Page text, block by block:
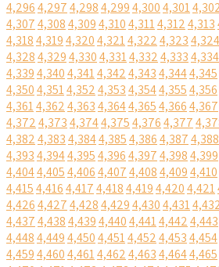
4,2964,2974,2984,2994,3004,301
4,3074,3084,3094,3104,3114,3124,313
4,3184,3194,3204,3214,3224,3234,324
4,3284,3294,3304,3314,3324,3334,334
4,3394,3404,3414,3424,3434,3444,345
4,3504,3514,3524,3534,3544,3554,356
4,3614,3624,3634,3644,3654,3664,367
4,3724,3734,3744,3754,3764,377
4,3824,3834,3844,3854,3864,3874,388
4,3934,3944,3954,3964,3974,3984,399
4,4044,4054,4064,4074,4084,4094,410
4,4154,4164,4174,4184,4194,4204,421
4,4264,4274,4284,4294,4304,431
4,4374,4384,4394,4404,4414,4424,443
4,4484,4494,4504,4514,4524,4534,454
4,4594,4604,4614,4624,4634,4644,465